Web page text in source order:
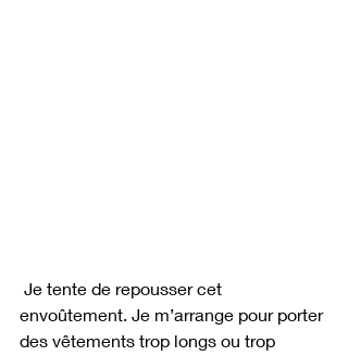
envoûtement. Je m’arrange pour porter
des vêtements trop longs ou trop